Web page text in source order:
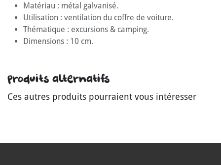
Matériau : métal galvanisé.
Utilisation : ventilation du coffre de voiture.
Thématique : excursions & camping.
Dimensions : 10 cm.
Produits alternatifs
Ces autres produits pourraient vous intéresser